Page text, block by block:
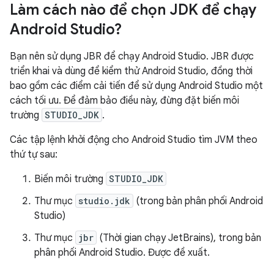
Làm cách nào để chọn JDK để chạy
Android Studio?
Bạn nên sử dụng JBR để chạy Android Studio. JBR được
triển khai và dùng để kiểm thử Android Studio, đồng thời
bao gồm các điểm cải tiến để sử dụng Android Studio một
cách tối ưu. Để đảm bảo điều này, đừng đặt biến môi
trường STUDIO_JDK .
Các tập lệnh khởi động cho Android Studio tìm JVM theo
thứ tự sau:
Biến môi trường STUDIO_JDK
Thư mục studio.jdk (trong bản phân phối Android
Studio)
Thư mục jbr (Thời gian chạy JetBrains), trong bản
phân phối Android Studio. Được đề xuất.